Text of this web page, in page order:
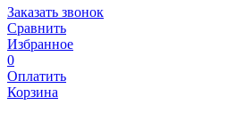
Заказать звонок
Сравнить
Избранное
0
Оплатить
Корзина